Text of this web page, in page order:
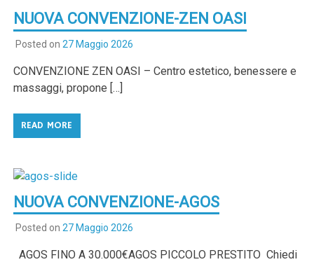
NUOVA CONVENZIONE-ZEN OASI
Posted on 27 Maggio 2026
CONVENZIONE ZEN OASI – Centro estetico, benessere e
massaggi, propone […]
READ MORE
NUOVA CONVENZIONE-AGOS
Posted on 27 Maggio 2026
AGOS FINO A 30.000€AGOS PICCOLO PRESTITO Chiedi